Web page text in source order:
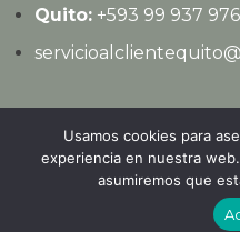
Quito:+593 99 937
Política de protección de
Ediciones
Usamos cookies para
experiencia en nuestra
asumiremos que